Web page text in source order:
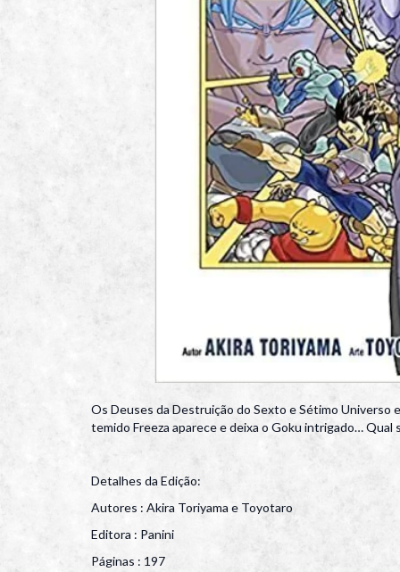
Os Deuses da Destruição do Sexto e Sétimo Universo
temido Freeza aparece e deixa o Goku intrigado…
Detalhes da Edição:
Autores : Akira Toriyama e Toyotaro
Editora : Panini
Páginas : 197